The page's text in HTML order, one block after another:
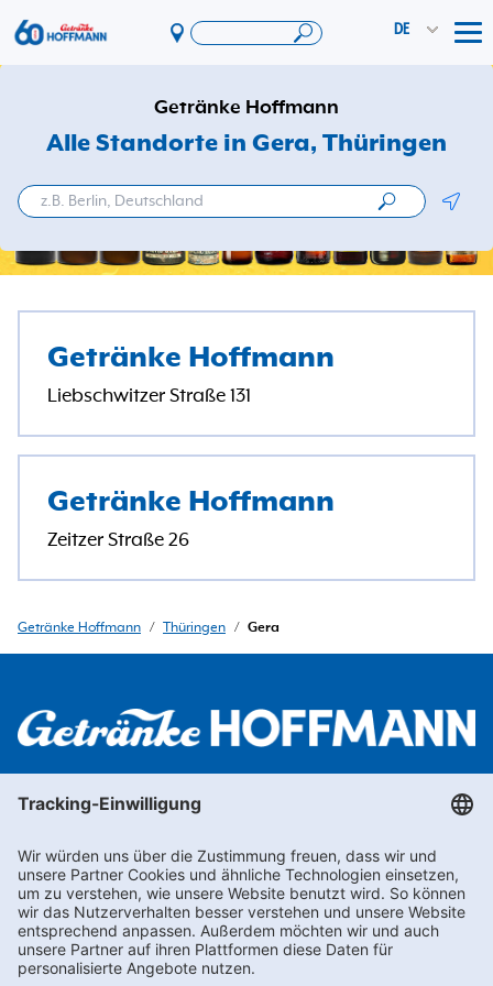
DE
Angebote & Aktionen
App
Vereinswelt
DosenExpress
Unternehmen
Getränke Hoffmann
Alle Standorte in Gera, Thüringen
Getränke Hoffmann
Liebschwitzer Straße 131
Getränke Hoffmann
Zeitzer Straße 26
Getränke Hoffmann / Thüringen / Gera
Newsletter abonnieren
Kontakt
FAQs